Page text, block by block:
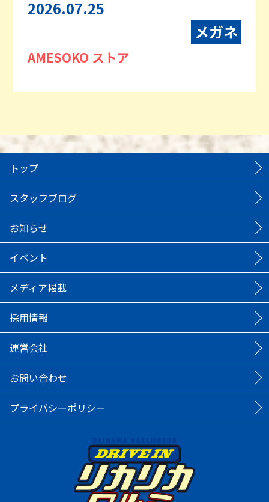
2026.07.25
メガネ
AMESOKO ストア
トップ
スタッフブログ
お知らせ
イベント
メディア掲載
採用情報
運営会社
お問い合わせ
プライバシーポリシー